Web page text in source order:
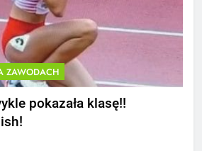
ZAWODACH
pokazała klasę!!